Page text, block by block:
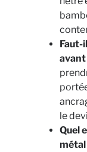
Faut-
avant
le
Quel
métal